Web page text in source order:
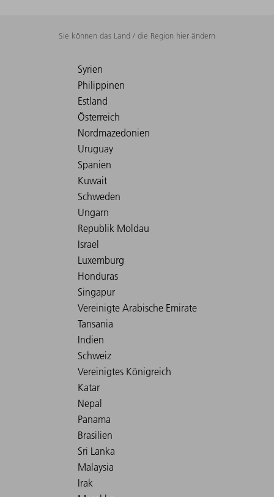
Sie können das Land / die Region hier ändern